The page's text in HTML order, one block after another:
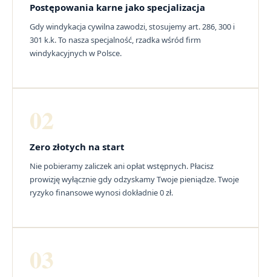
Postępowania karne jako specjalizacja
Gdy windykacja cywilna zawodzi, stosujemy art. 286, 300 i
301 k.k. To nasza specjalność, rzadka wśród firm
windykacyjnych w Polsce.
02
Zero złotych na start
Nie pobieramy zaliczek ani opłat wstępnych. Płacisz
prowizję wyłącznie gdy odzyskamy Twoje pieniądze. Twoje
ryzyko finansowe wynosi dokładnie 0 zł.
03